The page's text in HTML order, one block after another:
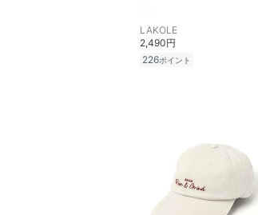
LAKOLE
2,490円
226ポイント